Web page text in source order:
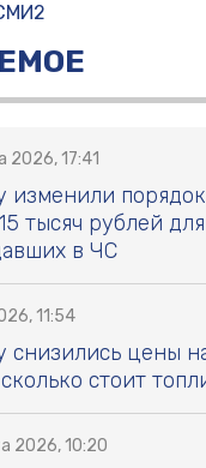
2026, 17:41
изменили
тысяч рублей для
в ЧС
11:54
снизились цены
стоит
2026, 10:20